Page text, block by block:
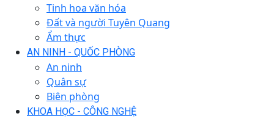
Tinh hoa văn hóa
Đất và người Tuyên Quang
Ẩm thực
AN NINH - QUỐC PHÒNG
An ninh
Quân sự
Biên phòng
KHOA HỌC - CÔNG NGHỆ